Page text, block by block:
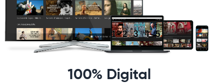
100% Digital